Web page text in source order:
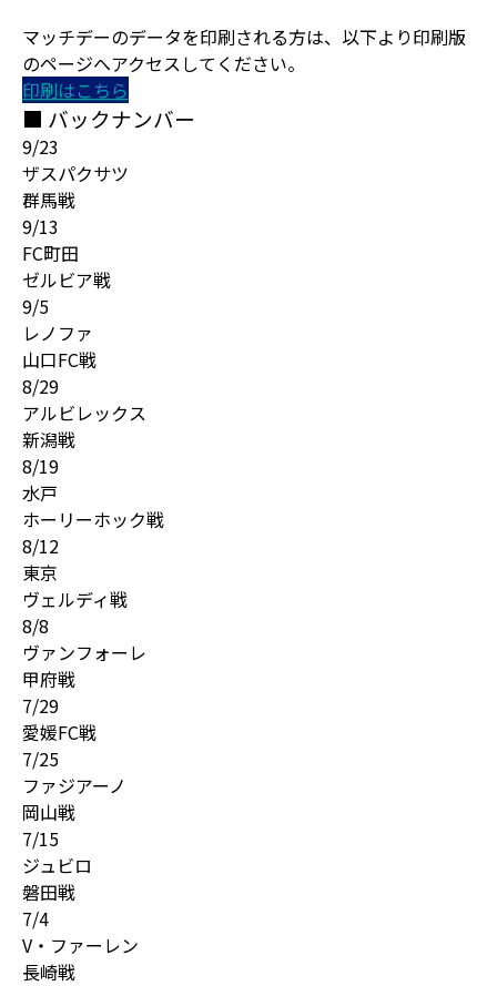
マッチデーのデータを印刷される方は、以下より印刷版
のページへアクセスしてください。
印刷はこちら
■ バックナンバー
9/23
ザスパクサツ
群馬戦
9/13
FC町田
ゼルビア戦
9/5
レノファ
山口FC戦
8/29
アルビレックス
新潟戦
8/19
水戸
ホーリーホック戦
8/12
東京
ヴェルディ戦
8/8
ヴァンフォーレ
甲府戦
7/29
愛媛FC戦
7/25
ファジアーノ
岡山戦
7/15
ジュビロ
磐田戦
7/4
V・ファーレン
長崎戦